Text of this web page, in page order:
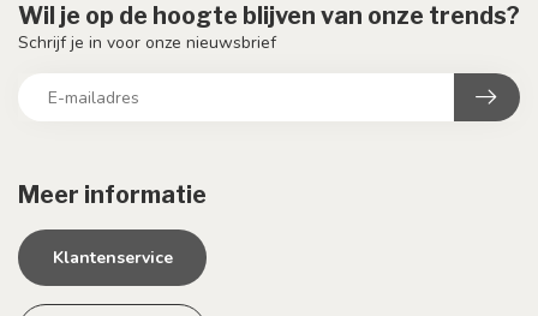
Meer informatie
Klantenservice
Wil je op de hoogte blijven van onze trends?
Schrijf je in voor onze nieuwsbrief